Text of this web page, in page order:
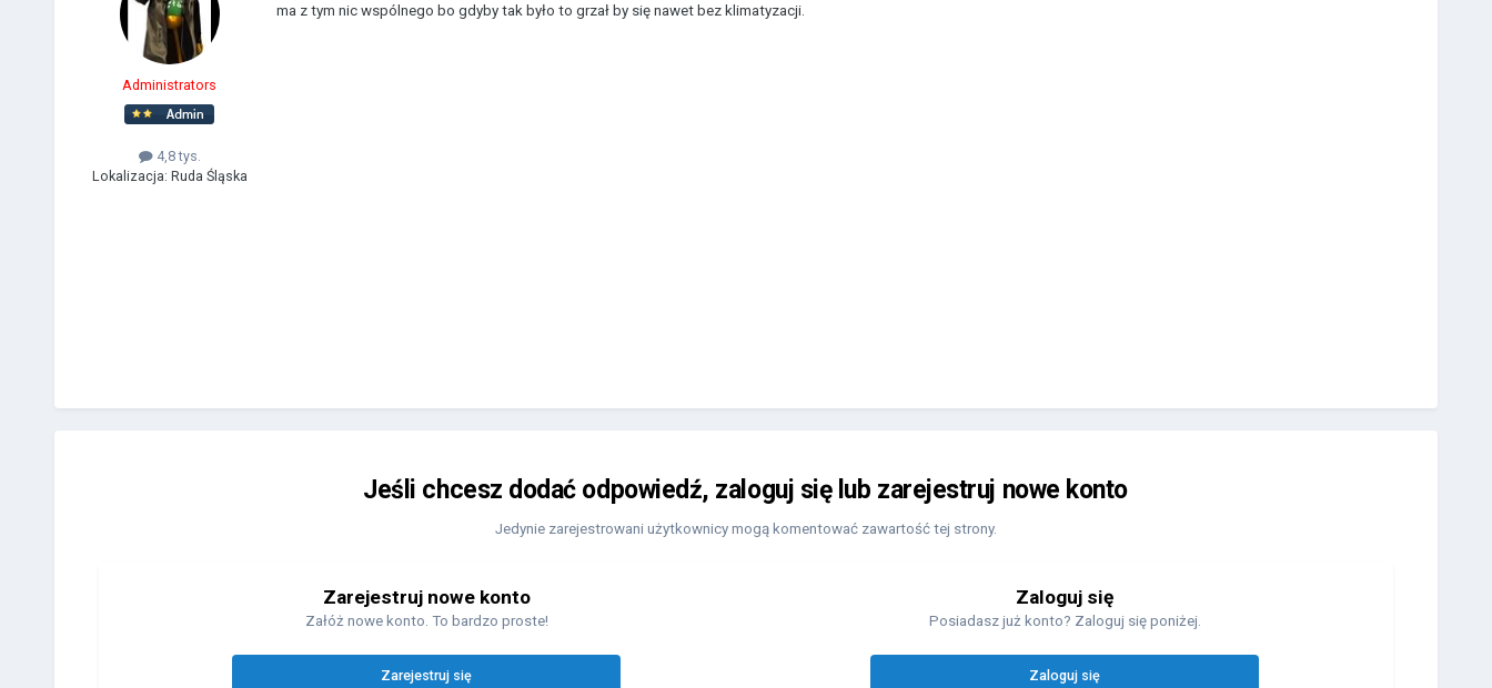
Administrators
4,8 tys.
Lokalizacja: Ruda Śląska
ma z tym nic wspólnego bo gdyby tak było to grzał by się nawet bez klimatyzacji.
Jeśli chcesz dodać odpowiedź, zaloguj się lub zarejestruj nowe konto
Jedynie zarejestrowani użytkownicy mogą komentować zawartość tej strony.
Zarejestruj nowe konto
Załóż nowe konto. To bardzo proste!
Zarejestruj się
Zaloguj się
Posiadasz już konto? Zaloguj się poniżej.
Zaloguj się